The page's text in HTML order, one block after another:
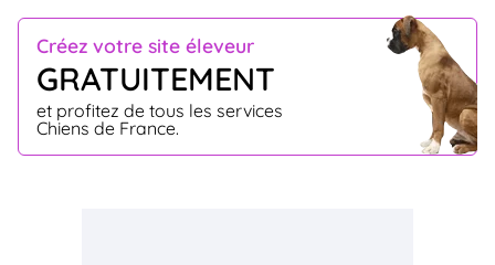
Créez votre site éleveur
GRATUITEMENT
et profitez de tous les services
Chiens de France.